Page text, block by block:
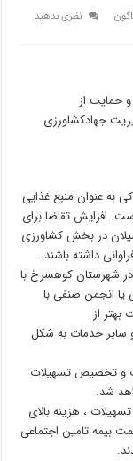
نظری بدهید
حمایت از
جهادکشاورزی
به عنوان منبع غذایی
افزایش تقاضا برای
در بخش کشاورزی
داشته باشند.
در شهرستان کوهسرخ با
یا انجمن صنفی با
بهتر از
و سایر خدمات به شکل
و تخصیص تسهیلات
شد.
، هزینه بالای
بیمه تامین اجتماعی